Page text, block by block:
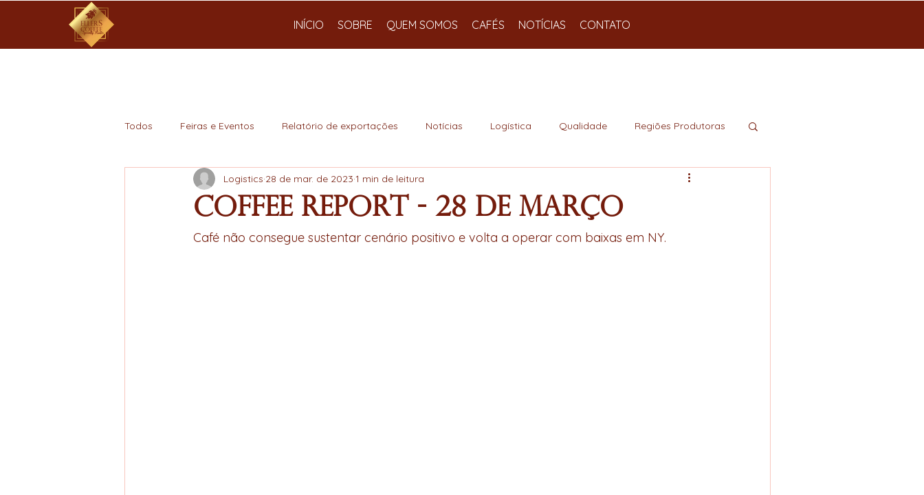
INÍCIO SOBRE QUEM SOMOS CAFÉS NOTÍCIAS CONTATO
Todos Feiras e Eventos Relatório de exportações Notícias Logística Qualidade Regiões Produtoras
Coffee Report - 28 de Março
Logistics 28 de mar. de 2023 1 min de leitura
Café não consegue sustentar cenário positivo e volta a operar com baixas em NY.